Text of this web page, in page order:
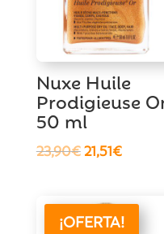
Nuxe Huile
Prodigieuse
50 ml
23,90€El
era:
21,51€El
es:
¡OFERTA!